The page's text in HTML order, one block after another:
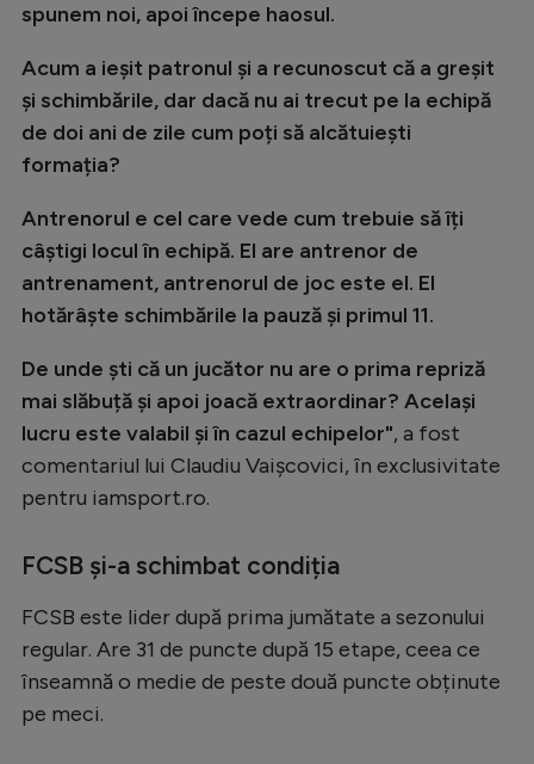
spunem noi, apoi începe haosul.
Acum a ieșit patronul și a recunoscut că a greșit
și schimbările, dar dacă nu ai trecut pe la echipă
de doi ani de zile cum poți să alcătuiești
formația?
Antrenorul e cel care vede cum trebuie să îți
câștigi locul în echipă. El are antrenor de
antrenament, antrenorul de joc este el. El
hotărâște schimbările la pauză și primul 11.
De unde ști că un jucător nu are o prima repriză
mai slăbuță și apoi joacă extraordinar? Același
lucru este valabil și în cazul echipelor", a fost
comentariul lui Claudiu Vaișcovici, în exclusivitate
pentru iamsport.ro.
FCSB și-a schimbat condiția
FCSB este lider după prima jumătate a sezonului
regular. Are 31 de puncte după 15 etape, ceea ce
înseamnă o medie de peste două puncte obținute
pe meci.